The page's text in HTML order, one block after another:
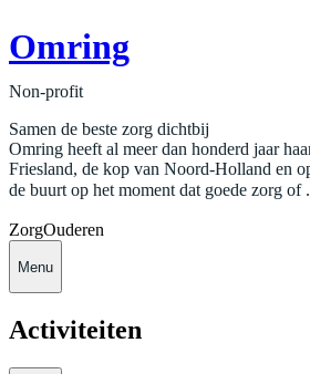
Omring
Non-profit
Samen de beste zorg dichtbij
Omring heeft al meer dan honderd jaar
Friesland, de kop van Noord-Holland en
de buurt op het moment dat goede zorg of
ZorgOuderen
Menu
Activiteiten